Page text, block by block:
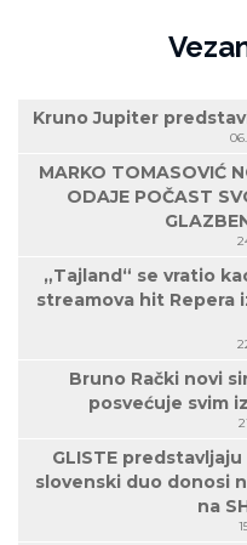
Kruno Jupiter
MARKO TOMASOVIĆ
ODAJE POČAST
„Tajland“ se vratio
streamova hit Repera
Bruno Rački novi
posvećuje svim
GLISTE
slovenski duo donosi
na